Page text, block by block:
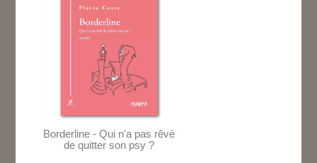
Borderline - Qui n'a pas rêvé
de quitter son psy ?